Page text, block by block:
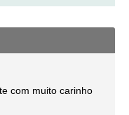
com muito carinho